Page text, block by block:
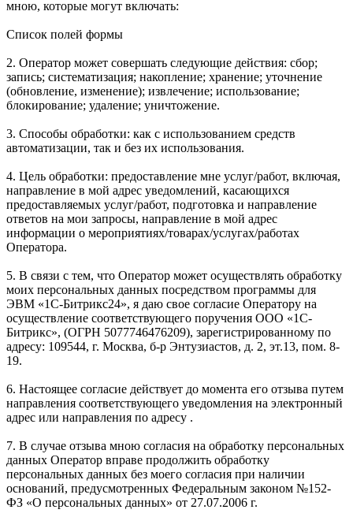
мною, которые могут включать:
Список полей формы
2. Оператор может совершать следующие действия: сбор;
запись; систематизация; накопление; хранение; уточнение
(обновление, изменение); извлечение; использование;
блокирование; удаление; уничтожение.
3. Способы обработки: как с использованием средств
автоматизации, так и без их использования.
4. Цель обработки: предоставление мне услуг/работ, включая,
направление в мой адрес уведомлений, касающихся
предоставляемых услуг/работ, подготовка и направление
ответов на мои запросы, направление в мой адрес
информации о мероприятиях/товарах/услугах/работах
Оператора.
5. В связи с тем, что Оператор может осуществлять обработку
моих персональных данных посредством программы для
ЭВМ «1С-Битрикс24», я даю свое согласие Оператору на
осуществление соответствующего поручения ООО «1С-
Битрикс», (ОГРН 5077746476209), зарегистрированному по
адресу: 109544, г. Москва, б-р Энтузиастов, д. 2, эт.13, пом. 8-
19.
6. Настоящее согласие действует до момента его отзыва путем
направления соответствующего уведомления на электронный
адрес или направления по адресу .
7. В случае отзыва мною согласия на обработку персональных
данных Оператор вправе продолжить обработку
персональных данных без моего согласия при наличии
оснований, предусмотренных Федеральным законом №152-
ФЗ «О персональных данных» от 27.07.2006 г.